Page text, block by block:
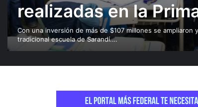
realizadas en la
Con una inversión de más de $107 millones se ampliaron
tradicional escuela de Sarandí.…